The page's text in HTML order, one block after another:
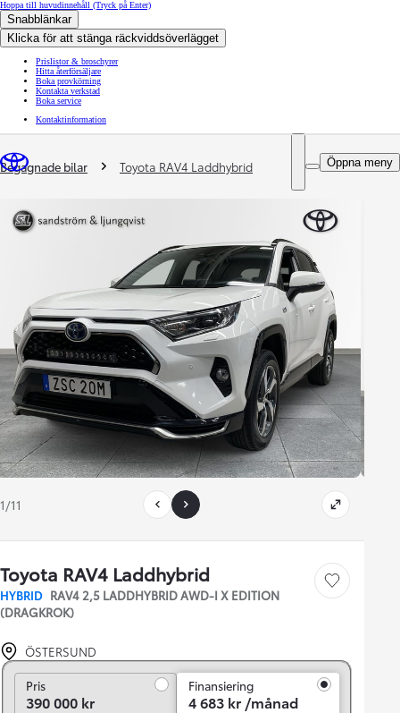
Hoppa till huvudinnehåll (Tryck på Enter)
Snabblänkar
Klicka för att stänga räckviddsöverlägget
Prislistor & broschyrer
Hitta återförsäljare
Boka provkörning
Kontakta verkstad
Boka service
Kontaktinformation
Öppna meny
You are here
Begagnade bilar Toyota RAV4 Laddhybrid
1/11
Toyota RAV4 Laddhybrid
HYBRID RAV4 2,5 LADDHYBRID AWD-I X EDITION
(DRAGKROK)
Save car
ÖSTERSUND
PrisPris
390 000 kr
Finansiering
4 683 kr /månad